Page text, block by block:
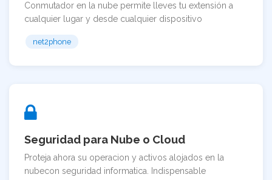
Conmutador en la nube permite lleves tu extensión a
cualquier lugar y desde cualquier dispositivo
net2phone
Seguridad para Nube o Cloud
Proteja ahora su operacion y activos alojados en la
nubecon seguridad informatica. Indispensable